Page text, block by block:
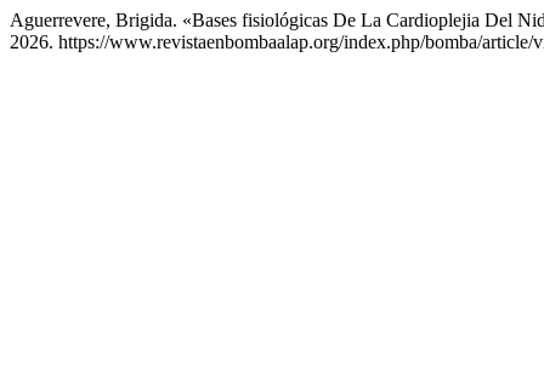
Aguerrevere, Brigida. «Bases fisiológicas De La Cardioplejia Del
2026. https://www.revistaenbombaalap.org/index.php/bomba/article/